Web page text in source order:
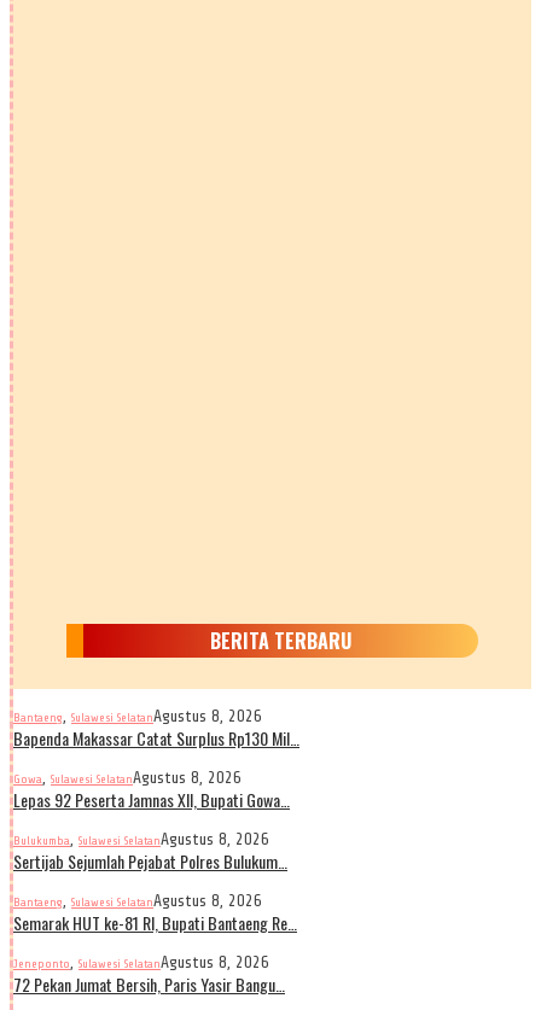
BERITA TERBARU
Bantaeng, Sulawesi SelatanAgustus 8, 2026
Bapenda Makassar Catat Surplus Rp130 Mil…
Gowa, Sulawesi SelatanAgustus 8, 2026
Lepas 92 Peserta Jamnas XII, Bupati Gowa…
Bulukumba, Sulawesi SelatanAgustus 8, 2026
Sertijab Sejumlah Pejabat Polres Bulukum…
Bantaeng, Sulawesi SelatanAgustus 8, 2026
Semarak HUT ke-81 RI, Bupati Bantaeng Re…
Jeneponto, Sulawesi SelatanAgustus 8, 2026
72 Pekan Jumat Bersih, Paris Yasir Bangu…